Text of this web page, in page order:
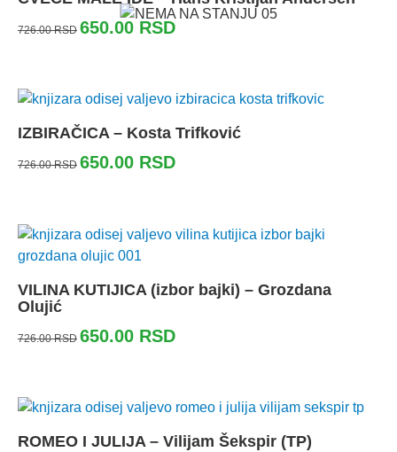
726.00RSD 650.00 RSD
IZBIRAČICA – Kosta Trifković
726.00RSD 650.00 RSD
VILINA KUTIJICA (izbor bajki) – Grozdana
Olujić
726.00RSD 650.00 RSD
ROMEO I JULIJA – Vilijam Šekspir (TP)